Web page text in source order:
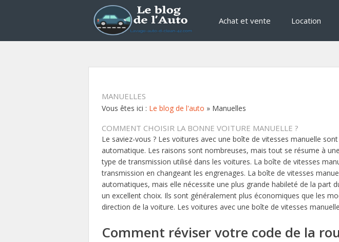
Achat et vente Location
MANUELLES
Vous êtes ici : Le blog de l'auto » Manuelles
COMMENT CHOISIR LA BONNE VOITURE MANUELLE ?
Le saviez-vous ? Les voitures avec une boîte de vitesses manuelle
automatique. Les raisons sont nombreuses, mais tout se résume à
type de transmission utilisé dans les voitures. La boîte de vitesses
transmission en changeant les engrenages. La boîte de vitesses
automatiques, mais elle nécessite une plus grande habileté de la
un excellent choix. Ils sont généralement plus économiques que les
direction de la voiture. Les voitures avec une boîte de vitesses
Comment réviser votre code de la